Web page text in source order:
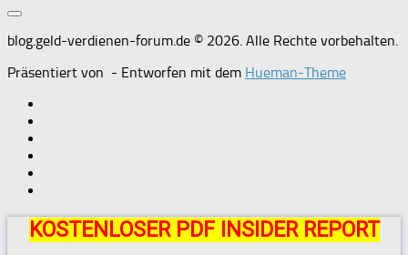
blog.geld-verdienen-forum.de © 2026. Alle Rechte vorbehalten.
Präsentiert von - Entworfen mit dem Hueman-Theme
KOSTENLOSER PDF INSIDER REPORT